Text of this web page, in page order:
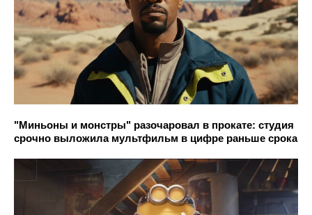
"Миньоны и монстры" разочаровал в прокате: студия
срочно выложила мультфильм в цифре раньше срока